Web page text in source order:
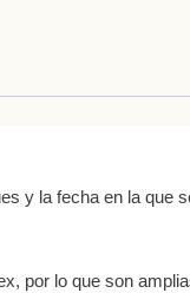
y la fecha en la que
por lo que son